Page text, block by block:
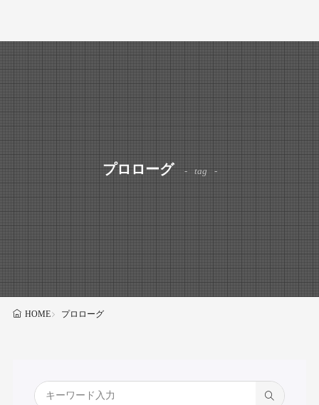
プロローグ tag
HOME プロローグ